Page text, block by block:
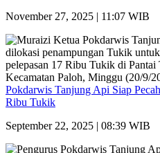
November 27, 2025 | 11:07 WIB
Pokdarwis Tanjung Api Siap
Ribu Tukik
September 22, 2025 | 08:39 WIB